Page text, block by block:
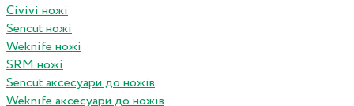
Civivi ножі
Sencut ножі
Weknife ножі
SRM ножі
Sencut аксесуари до ножів
Weknife аксесуари до ножів